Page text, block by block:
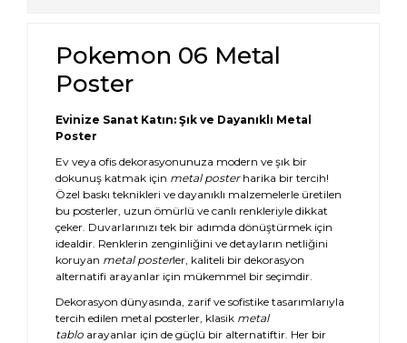
Pokemon 06 Metal
Poster
Evinize Sanat Katın: Şık ve Dayanıklı Metal
Poster
Ev veya ofis dekorasyonunuza modern ve şık bir
dokunuş katmak için metal posterharika bir tercih!
Özel baskı teknikleri ve dayanıklı malzemelerle üretilen
bu posterler, uzun ömürlü ve canlı renkleriyle dikkat
çeker. Duvarlarınızı tek bir adımda dönüştürmek için
idealdir. Renklerin zenginliğini ve detayların netliğini
koruyan metal posterler, kaliteli bir dekorasyon
alternatifi arayanlar için mükemmel bir seçimdir.
Dekorasyon dünyasında, zarif ve sofistike tasarımlarıyla
tercih edilen metal posterler, klasik metal
tablo arayanlar için de güçlü bir alternatiftir. Her bir